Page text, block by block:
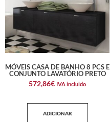
MÓVEIS CASA DE BANHO 8 PCS E
CONJUNTO LAVATÓRIO PRETO
572,86€ IVA incluido
ADICIONAR